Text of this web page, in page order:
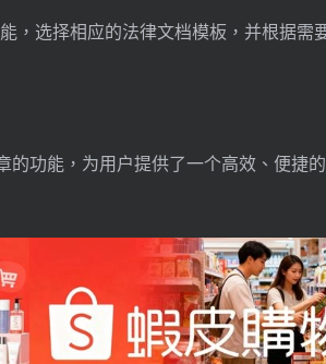
，选择相应的法律文档模板，并根据需
功能，为用户提供了一个高效、便捷